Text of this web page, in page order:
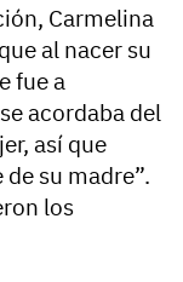
Carmelina
al nacer su
fue a
acordaba del
así que
su madre”.
los